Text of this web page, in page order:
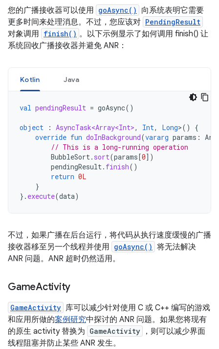
您的广播接收器可以使用 goAsync()
向系统表明它需要
更多时间来处理消息。不过，您应该对 PendingResult
对象调用 finish() 。以下示例显示了如何调用 finish() 让
系统回收广播接收器并避免 ANR：
Kotlin Java
val pendingResult = goAsync()
object : AsyncTask<Array<Int>, Int, Long>()
{
override fun doInBackground(vararg params :
// This is a long-running operation
BubbleSort. sort(params [0] )
pendingResult. finish()
return 0L
}
}. execute(data)
不过，如果广播在后台运行，将代码从执行速度缓慢的广播
接收器移至另一个线程并使用 goAsync() 将无法解决
ANR 问题。ANR 超时仍然适用。
GameActivity
GameActivity 库可以减少针对使用 C 或 C++ 编写的游戏
和应用所做的案例研究中探讨的 ANR 问题。如果您将现有
的原生 activity 替换为 GameActivity
，则可以减少界面
线程阻塞并防止某些 ANR 发生。